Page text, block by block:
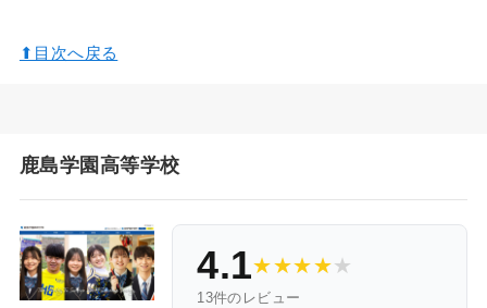
⬆︎目次へ戻る
鹿島学園高等学校
4.1★★★★★
13件のレビュー